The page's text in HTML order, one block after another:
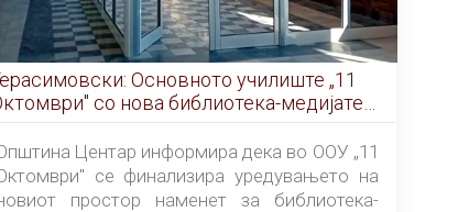
Основното училиште „11
со нова библиотека-медијатека
септември
Центар информира дека во ООУ „11
се финализира уредувањето на
простор наменет за библиотека-